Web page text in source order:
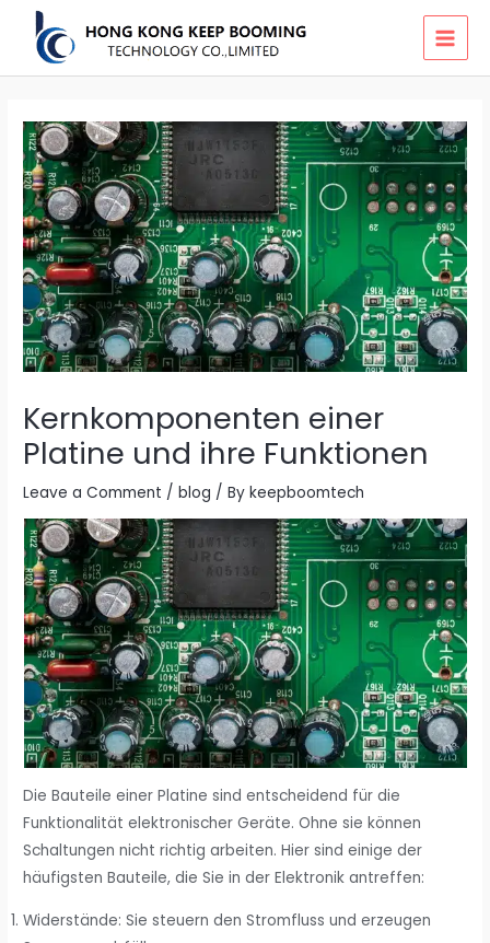
content
Kernkomponenten einer
Platine und ihre Funktionen
Leave a Comment /blog / Bykeepboomtech
Die Bauteile einer Platine sind entscheidend für die
Funktionalität elektronischer Geräte. Ohne sie können
Schaltungen nicht richtig arbeiten. Hier sind einige der
häufigsten Bauteile, die Sie in der Elektronik antreffen:
Widerstände: Sie steuern den Stromfluss und erzeugen